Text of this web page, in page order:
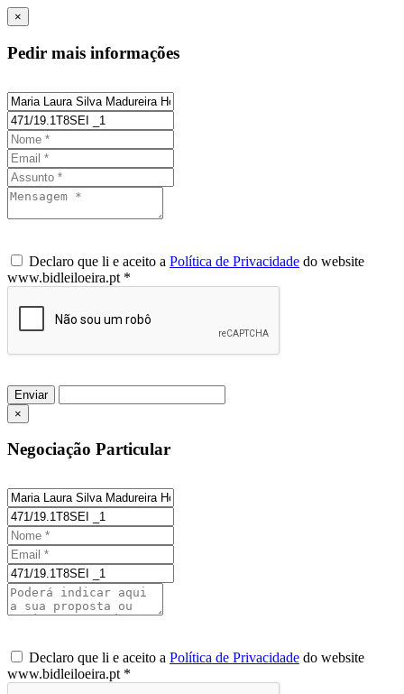
×
Pedir mais informações
Declaro que li e aceito a Política de Privacidade do website
www.bidleiloeira.pt *
Enviar
×
Negociação Particular
Declaro que li e aceito a Política de Privacidade do website
www.bidleiloeira.pt *